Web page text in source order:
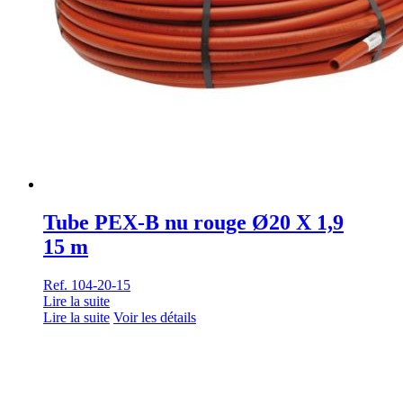
Tube PEX-B nu rouge Ø20 X 1,9
15 m
Ref. 104-20-15
Lire la suite
Lire la suite Voir les détails